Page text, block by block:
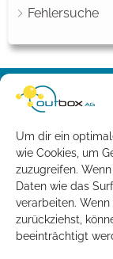
Um dir ein
wie Cookies, um
zuzugreifen.
Daten wie das
verarbeiten.
zurückziehst,
beeinträchtigt
Fehlersuche